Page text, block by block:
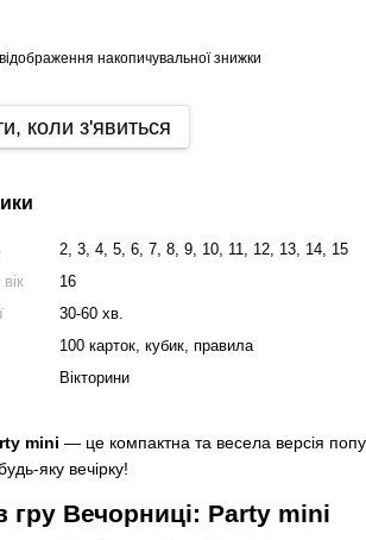
накопичувальної знижки
коли з'явиться
2, 3, 4, 5, 6, 7, 8, 9, 10, 11, 12, 13, 14, 15
16
30-60 хв.
100 карток, кубик, правила
Вікторини
mini — це компактна та весела версія
яку вечірку!
гру Вечорниці: Party mini